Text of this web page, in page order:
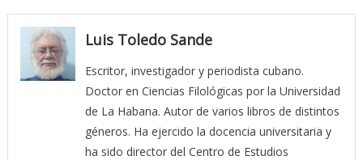
Luis Toledo Sande
Escritor, investigador y periodista cubano.
Doctor en Ciencias Filológicas por la Universidad
de La Habana. Autor de varios libros de distintos
géneros. Ha ejercido la docencia universitaria y
ha sido director del Centro de Estudios